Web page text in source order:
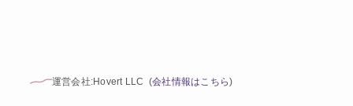
運営会社:Hovert LLC (会社情報はこちら)